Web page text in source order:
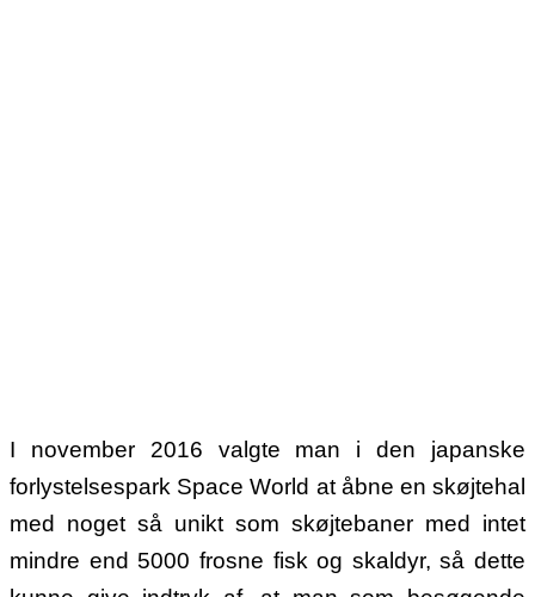
I november 2016 valgte man i den japanske
forlystelsespark Space World at åbne en skøjtehal
med noget så unikt som skøjtebaner med intet
mindre end 5000 frosne fisk og skaldyr, så dette